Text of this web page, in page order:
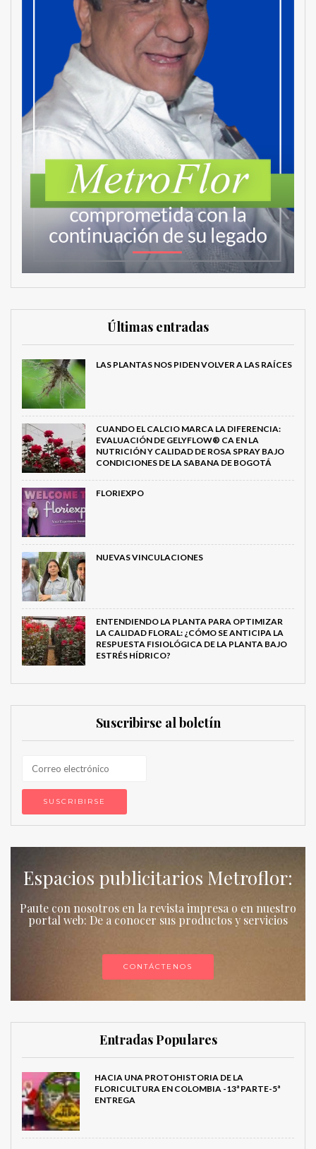
Últimas entradas
LAS PLANTAS NOS PIDEN VOLVER A LAS RAÍCES
CUANDO EL CALCIO MARCA LA DIFERENCIA:
EVALUACIÓN DE GELYFLOW® CA EN LA
NUTRICIÓN Y CALIDAD DE ROSA SPRAY BAJO
CONDICIONES DE LA SABANA DE BOGOTÁ
FLORIEXPO
NUEVAS VINCULACIONES
ENTENDIENDO LA PLANTA PARA OPTIMIZAR
LA CALIDAD FLORAL: ¿CÓMO SE ANTICIPA LA
RESPUESTA FISIOLÓGICA DE LA PLANTA BAJO
ESTRÉS HÍDRICO?
Suscribirse al boletín
Espacios publicitarios Metroflor:
Paute con nosotros en la revista impresa o en nuestro
portal web: De a conocer sus productos y servicios
CONTÁCTENOS
Entradas Populares
HACIA UNA PROTOHISTORIA DE LA
FLORICULTURA EN COLOMBIA -13ª PARTE-5ª
ENTREGA